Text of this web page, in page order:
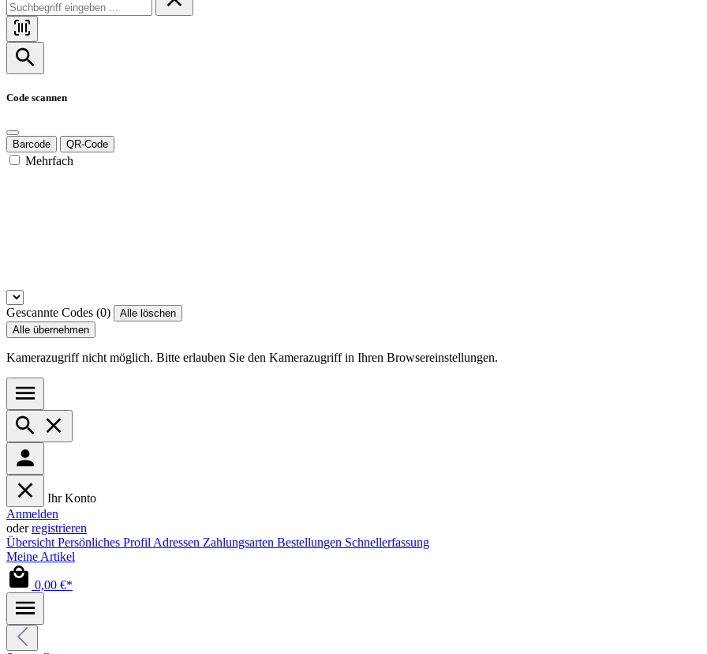
Code scannen
Barcode QR-Code
Mehrfach
Gescannte Codes (0)
Alle löschen
Alle übernehmen
Kamerazugriff nicht möglich. Bitte erlauben Sie den Kamerazugriff in Ihren Browsereinstellungen.
Ihr Konto
Anmelden
oderregistrieren
Übersicht Persönliches Profil Adressen Zahlungsarten Bestellungen Schnellerfassung
Meine Artikel
0,00 €*